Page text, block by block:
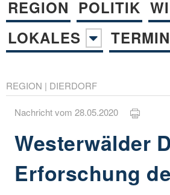
REGION POLITIK
LOKALES
REGION | DIERDORF
Nachricht vom 28.05.2020
Westerwälder
Erforschung